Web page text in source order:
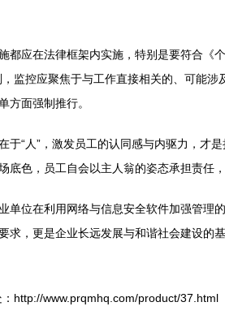
应在法律框架内实施，特别是要符合《
监控应聚焦于与工作直接相关的、可能
方面强制推行。
“人”，激发员工的认同感与内驱力，才
色，员工自会以主人翁的姿态承担责任，
位在利用网络与信息安全软件加强管理
，更是企业长远发展与和谐社会建设的基
http://www.prqmhq.com/product/37.html